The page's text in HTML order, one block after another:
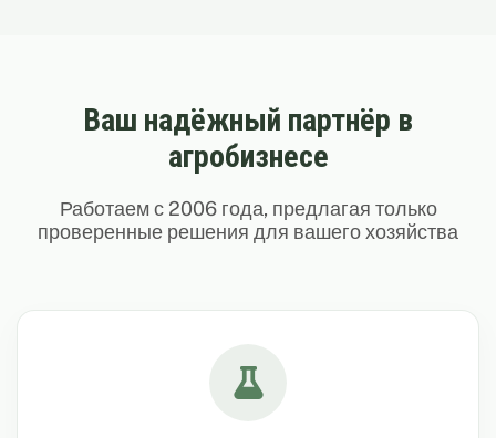
Ваш надёжный партнёр в
агробизнесе
Работаем с 2006 года, предлагая только
проверенные решения для вашего хозяйства